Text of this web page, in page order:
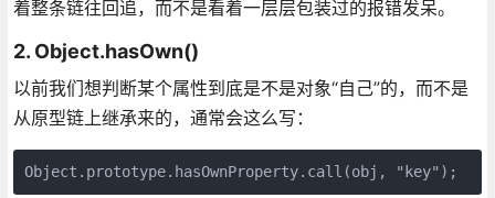
着整条链往回追，而不是看着一层层包装过的报错发呆。
2. Object.hasOwn()
以前我们想判断某个属性到底是不是对象“自己”的，而不是
从原型链上继承来的，通常会这么写：
Object.prototype.hasOwnProperty.call(obj, "key");